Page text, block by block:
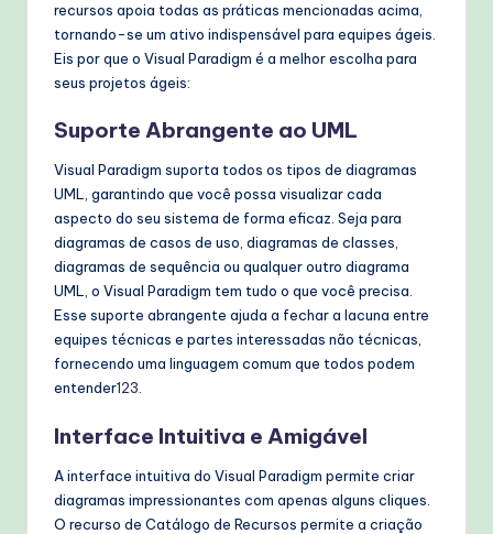
recursos apoia todas as práticas mencionadas acima,
tornando-se um ativo indispensável para equipes ágeis.
Eis por que o Visual Paradigm é a melhor escolha para
seus projetos ágeis:
Suporte Abrangente ao UML
Visual Paradigm suporta todos os tipos de diagramas
UML, garantindo que você possa visualizar cada
aspecto do seu sistema de forma eficaz. Seja para
diagramas de casos de uso, diagramas de classes,
diagramas de sequência ou qualquer outro diagrama
UML, o Visual Paradigm tem tudo o que você precisa.
Esse suporte abrangente ajuda a fechar a lacuna entre
equipes técnicas e partes interessadas não técnicas,
fornecendo uma linguagem comum que todos podem
entender123.
Interface Intuitiva e Amigável
A interface intuitiva do Visual Paradigm permite criar
diagramas impressionantes com apenas alguns cliques.
O recurso de Catálogo de Recursos permite a criação